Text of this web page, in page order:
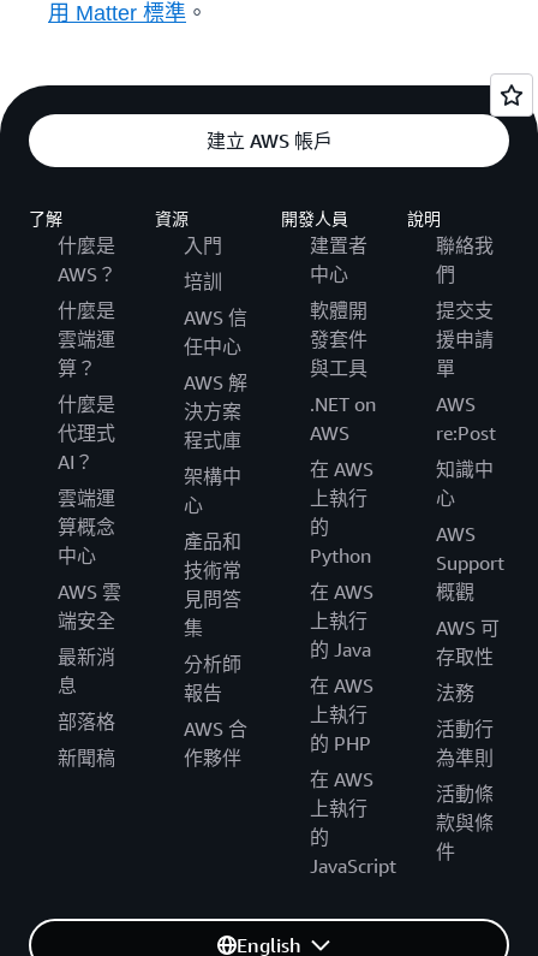
用 Matter 標準 。
建立 AWS 帳戶
了解
什麼是
AWS？
什麼是
雲端運
算？
什麼是
代理式
AI？
雲端運
算概念
中心
AWS 雲
端安全
最新消
息
部落格
新聞稿
資源
入門
培訓
AWS 信
任中心
AWS 解
決方案
程式庫
架構中
心
產品和
技術常
見問答
集
分析師
報告
AWS 合
作夥伴
開發人員
建置者
中心
軟體開
發套件
與工具
.NET on
AWS
在 AWS
上執行
的
Python
在 AWS
上執行
的 Java
在 AWS
上執行
的 PHP
在 AWS
上執行
的
JavaScript
說明
聯絡我
們
提交支
援申請
單
AWS
re:Post
知識中
心
AWS
Support
概觀
AWS 可
存取性
法務
活動行
為準則
活動條
款與條
件
English